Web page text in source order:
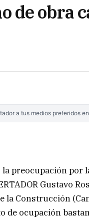
de obra
a tus medios preferidos
preocupación por
Gustavo
la Construcción
de ocupación